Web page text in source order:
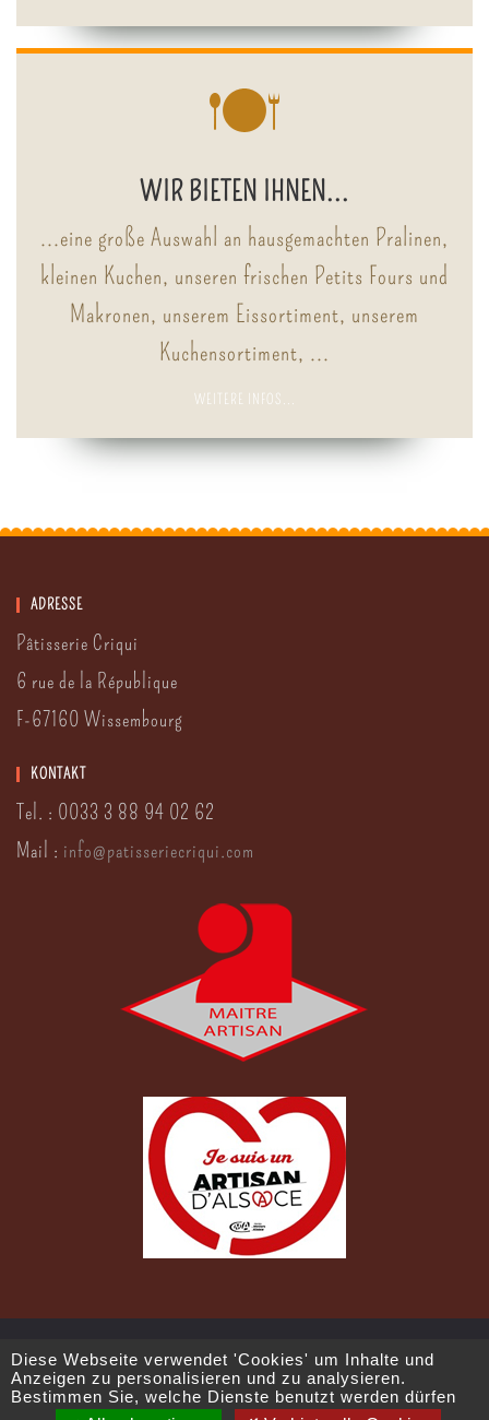
WIR BIETEN IHNEN...
...eine große Auswahl an hausgemachten Pralinen,
kleinen Kuchen, unseren frischen Petits Fours und
Makronen, unserem Eissortiment, unserem
Kuchensortiment, ...
WEITERE INFOS...
ADRESSE
Pâtisserie Criqui
6 rue de la République
F-67160 Wissembourg
KONTAKT
Tel. : 0033 3 88 94 02 62
Mail : info@patisseriecriqui.com
Copyright 2021 -Infinite Design
Diese Webseite verwendet 'Cookies' um Inhalte und
Anzeigen zu personalisieren und zu analysieren.
Bestimmen Sie, welche Dienste benutzt werden dürfen